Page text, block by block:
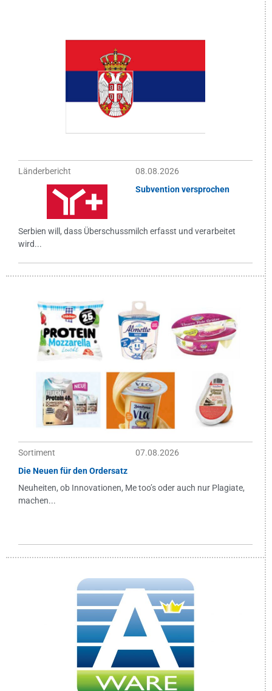
Länderbericht
08.08.2026
Subvention versprochen
Serbien will, dass Überschussmilch erfasst und verarbeitet
wird...
Sortiment
07.08.2026
Die Neuen für den Ordersatz
Neuheiten, ob Innovationen, Me too’s oder auch nur Plagiate,
machen...